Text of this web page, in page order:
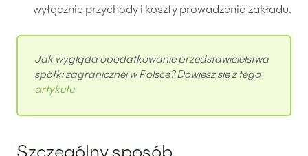
wyłącznie przychody i koszty prowadzenia zakładu.
Jak wygląda opodatkowanie przedstawicielstwa
spółki zagranicznej w Polsce? Dowiesz się z tego
artykułu